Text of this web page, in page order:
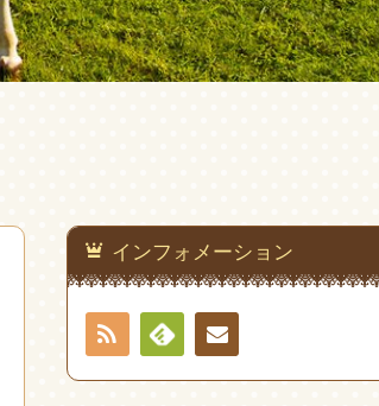
インフォメーション
RSS
Feedlyお問